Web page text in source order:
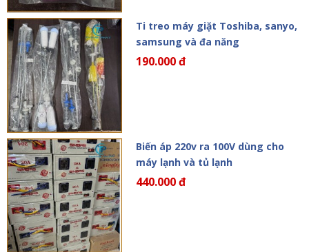
Ti treo máy giặt Toshiba, sanyo,
samsung và đa năng
190.000 đ
Biến áp 220v ra 100V dùng cho
máy lạnh và tủ lạnh
440.000 đ